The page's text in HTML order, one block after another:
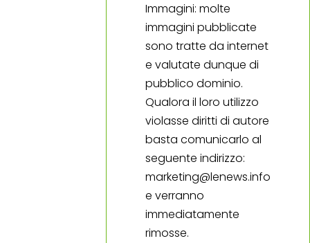
Immagini: molte
immagini pubblicate
sono tratte da internet
e valutate dunque di
pubblico dominio.
Qualora il loro utilizzo
violasse diritti di autore
basta comunicarlo al
seguente indirizzo:
marketing@lenews.info
e verranno
immediatamente
rimosse.